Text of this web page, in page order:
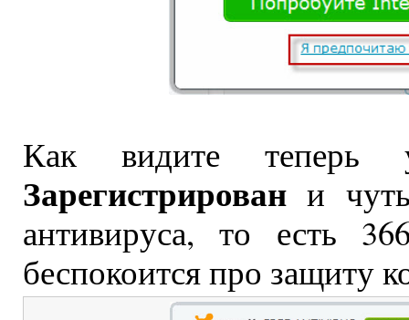
Как видите теперь
Зарегистрировани чуть
антивируса, то есть
беспокоится про защиту